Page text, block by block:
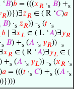
𝐵)𝑏 = (((𝑥𝑅 ·s 𝐵) +s
𝑅))})∃𝑧𝑅 ∈ ( R ‘𝐶)𝑎
𝐵) ·s 𝑧𝑅)) -s (𝑡 ·s
𝑏 ∣ ∃𝑥𝐿 ∈ ( L ‘𝐴)∃𝑦𝑅
·s 𝐵) +s (𝐴 ·s 𝑦𝑅)) -s
𝑥𝑅 ∈ ( R ‘𝐴)∃𝑦𝐿 ∈ (
) +s (𝐴 ·s 𝑦𝐿)) -s (𝑥𝑅 ·s
)𝑎 = (((𝑡 ·s 𝐶) +s ((𝐴 ·s